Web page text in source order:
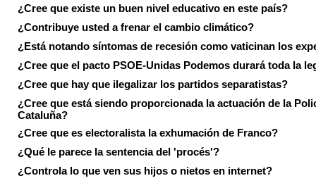
¿Cree que existe un buen nivel educativo en este país?
¿Contribuye usted a frenar el cambio climático?
¿Está notando síntomas de recesión como vaticinan los
¿Cree que el pacto PSOE-Unidas Podemos durará toda la
¿Cree que hay que ilegalizar los partidos separatistas?
¿Cree que está siendo proporcionada la actuación de la
Cataluña?
¿Cree que es electoralista la exhumación de Franco?
¿Qué le parece la sentencia del 'procés'?
¿Controla lo que ven sus hijos o nietos en internet?